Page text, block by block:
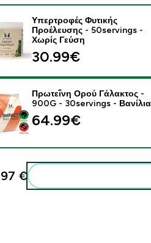
this product - Υπερτροφές
Υπερτροφές Φυτικής
Προέλευσης - 50servings -
Χωρίς Γεύση
30.99€‎
this product - Πρωτεΐνη Ορού
Πρωτεΐνη Ορού Γάλακτος -
900G - 30servings - Βανίλια
64.99€‎
€‎